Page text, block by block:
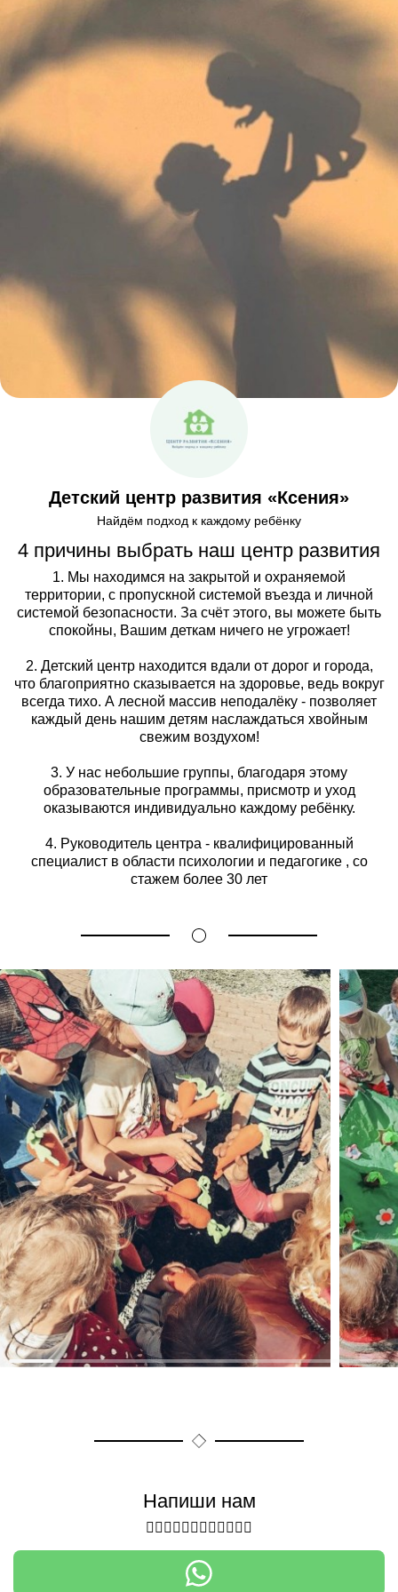
Детский центр развития «Ксения»
Найдём подход к каждому ребёнку
4 причины выбрать наш центр развития
1. Мы находимся на закрытой и охраняемой
территории, с пропускной системой въезда и личной
системой безопасности. За счёт этого, вы можете быть
спокойны, Вашим деткам ничего не угрожает!
2. Детский центр находится вдали от дорог и города,
что благоприятно сказывается на здоровье, ведь вокруг
всегда тихо. А лесной массив неподалёку - позволяет
каждый день нашим детям наслаждаться хвойным
свежим воздухом!
3. У нас небольшие группы, благодаря этому
образовательные программы, присмотр и уход
оказываются индивидуально каждому ребёнку.
4. Руководитель центра - квалифицированный
специалист в области психологии и педагогике , со
стажем более 30 лет
Напиши нам
👇🏻👇🏻👇🏻👇🏻👇🏻👇🏻